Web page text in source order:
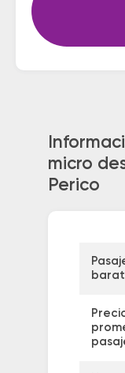
micro
Perico